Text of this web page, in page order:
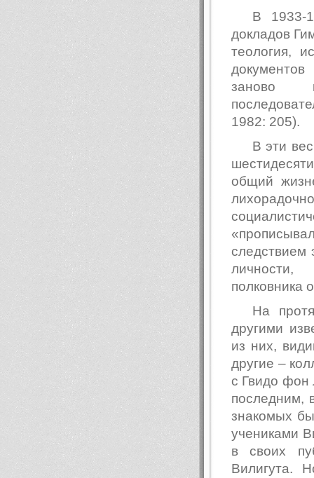
В 1933-
докладов
теология,
заново
1982: 205).
В эти
общий
следствием
личности,
полковника
На
другими
из них,
другие –
с Гвидо фон
последним,
знакомых
учениками
в своих
Вилигута.